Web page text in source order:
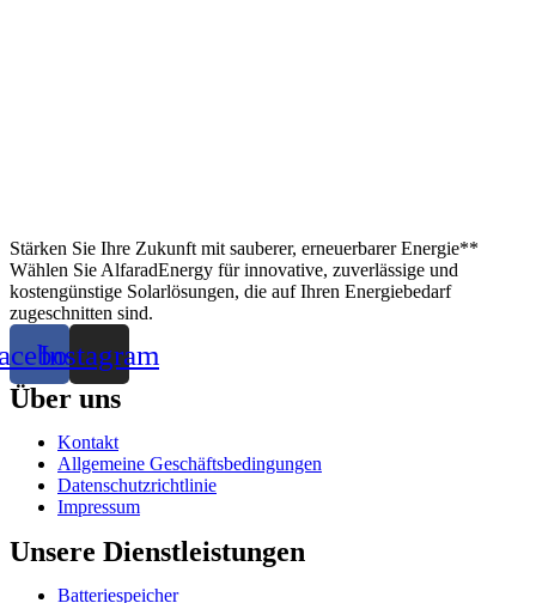
Stärken Sie Ihre Zukunft mit sauberer, erneuerbarer Energie**
Wählen Sie AlfaradEnergy für innovative, zuverlässige und
kostengünstige Solarlösungen, die auf Ihren Energiebedarf
zugeschnitten sind.
Instagram
Über uns
Kontakt
Allgemeine Geschäftsbedingungen
Datenschutzrichtlinie
Impressum
Unsere Dienstleistungen
Batteriespeicher